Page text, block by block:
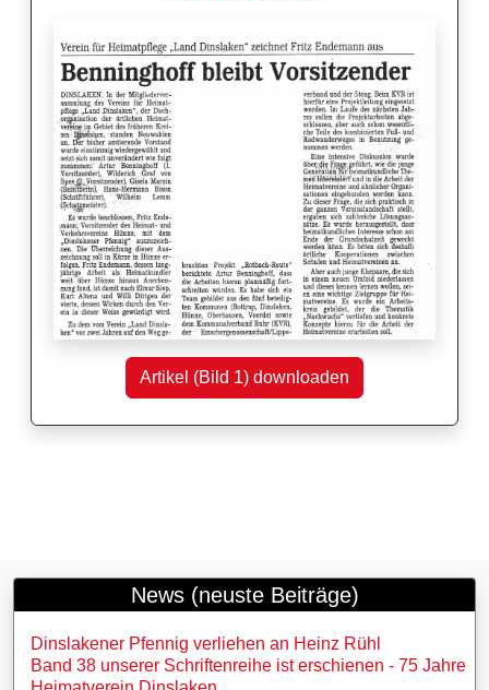
Artikel (Bild 1) downloaden
News (neuste Beiträge)
Dinslakener Pfennig verliehen an Heinz Rühl
Band 38 unserer Schriftenreihe ist erschienen - 75 Jahre